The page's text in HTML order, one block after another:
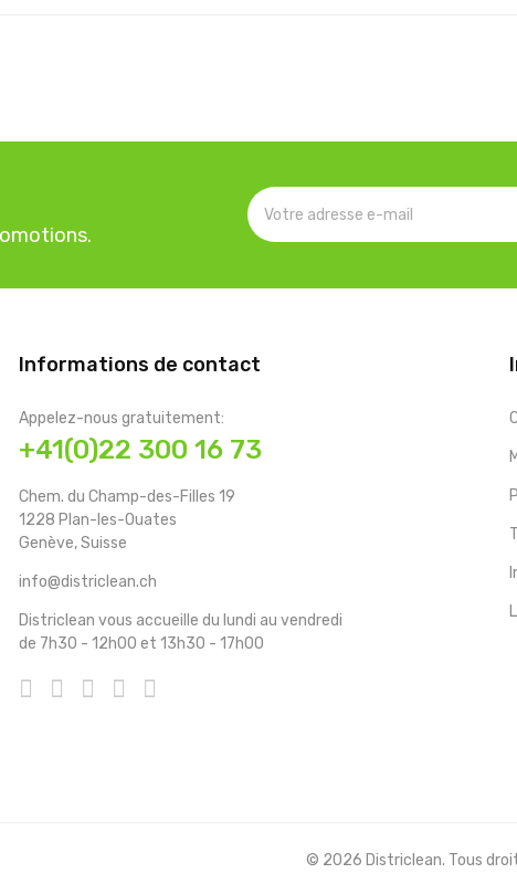
Informations de contact
Appelez-nous gratuitement:
+41(0)22 300 16 73
Chem. du Champ-des-Filles 19
1228 Plan-les-Ouates
Genève, Suisse
info@districlean.ch
Districlean vous accueille du lundi au vendredi
de 7h30 - 12h00 et 13h30 - 17h00
© 2026 Districlean. Tous